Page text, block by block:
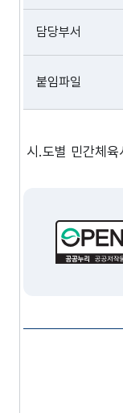
담당부서
붙임파일
시.도별 민간체